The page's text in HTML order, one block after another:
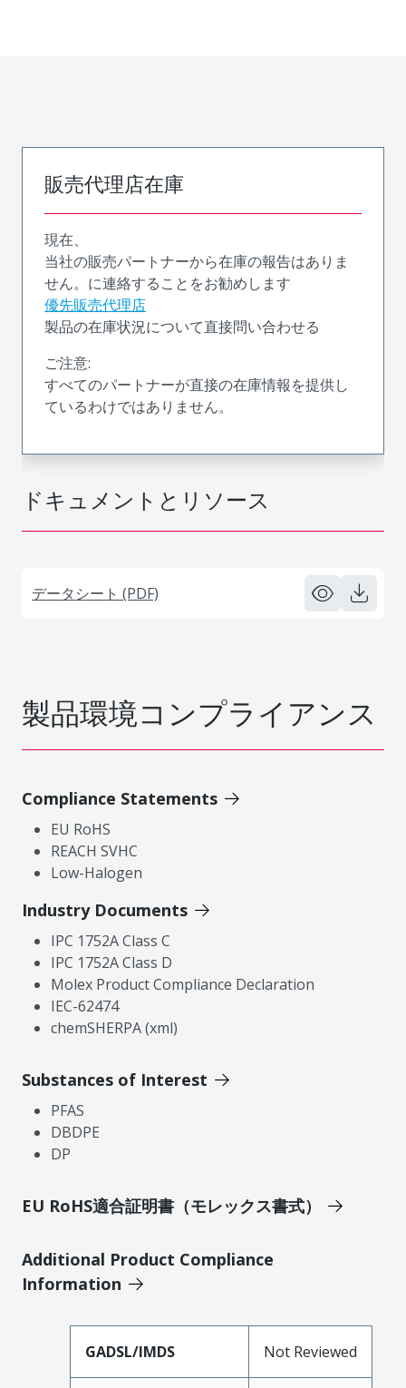
ドキュメントとリソース
データシート (PDF)
販売代理店在庫
現在、
当社の販売パートナーから在庫の報告はありま
せん。に連絡することをお勧めします
優先販売代理店
製品の在庫状況について直接問い合わせる
ご注意:
すべてのパートナーが直接の在庫情報を提供し
ているわけではありません。
製品環境コンプライアンス
Compliance Statements
EU RoHS
REACH SVHC
Low-Halogen
Industry Documents
IPC 1752A Class C
IPC 1752A Class D
Molex Product Compliance Declaration
IEC-62474
chemSHERPA (xml)
Substances of Interest
PFAS
DBDPE
DP
EU RoHS適合証明書（モレックス書式）
Additional Product Compliance
Information
GADSL/IMDS Not Reviewed